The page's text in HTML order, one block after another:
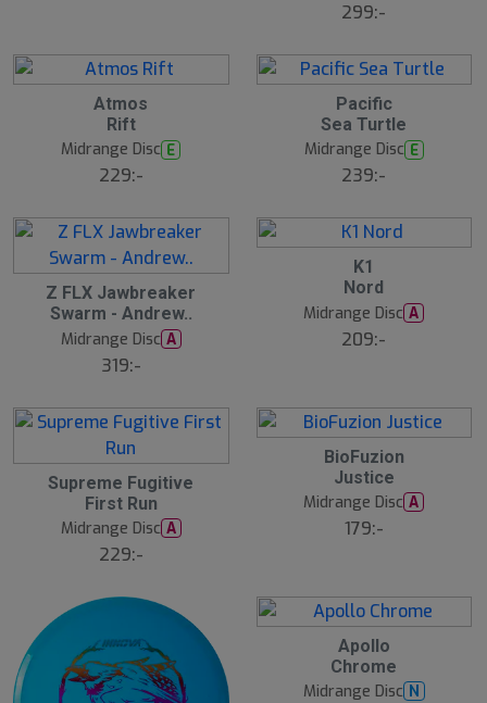
299:-
Atmos
Rift
Midrange Disc E
229:-
Pacific
Sea Turtle
Midrange Disc E
239:-
Z FLX Jawbreaker
Swarm - Andrew..
Midrange Disc A
319:-
K1
Nord
Midrange Disc A
209:-
Supreme Fugitive
First Run
Midrange Disc A
229:-
BioFuzion
Justice
Midrange Disc A
179:-
Apollo
Chrome
Midrange Disc N